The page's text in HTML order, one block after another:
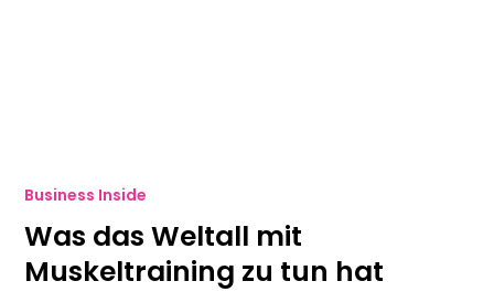
Business Inside
Was das Weltall mit
Muskeltraining zu tun hat